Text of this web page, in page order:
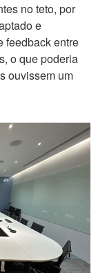
no teto, por
e
feedback entre
o que poderia
ouvissem um